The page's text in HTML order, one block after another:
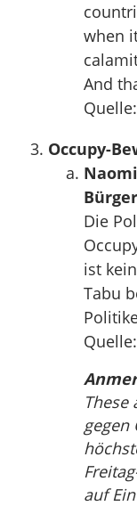
when
And
Quelle:
Occupy-
Die
ist
Tabu
Quelle:
These
gegen
auf